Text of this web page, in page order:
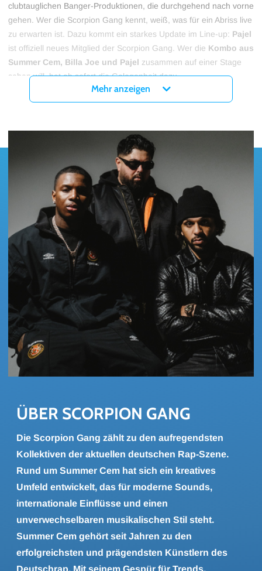
clubtauglichen Banger-Produktionen, die durchgehend nach vorne
gehen. Wer die Scorpion Gang kennt, weiß, was für ein Abriss live
zu erwarten ist. Dazu kommt ein starkes Update im Line-up: Pajel
ist offiziell neues Mitglied der Scorpion Gang. Wer die Kombo aus
Summer Cem, Billa Joe und Pajel zusammen auf einer Stage
sehen will, hat ab sofort die Gelegenheit dazu.
Tickets für die SCORPION GANG TOUR 2027 in den Städten
Mehr anzeigen
ÜBER SCOR­PI­ON GANG
Die Scorpion Gang zählt zu den aufregendsten
Kollektiven der aktuellen deutschen Rap-Szene.
Rund um Summer Cem hat sich ein kreatives
Umfeld entwickelt, das für moderne Sounds,
internationale Einflüsse und einen
unverwechselbaren musikalischen Stil steht.
Summer Cem gehört seit Jahren zu den
erfolgreichsten und prägendsten Künstlern des
Deutschrap. Mit seinem Gespür für Trends,